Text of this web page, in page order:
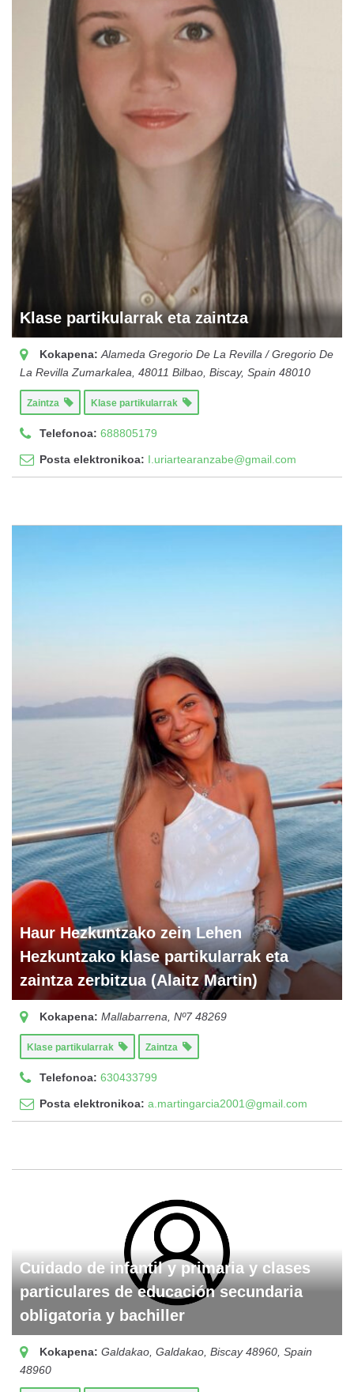
Klase partikularrak eta zaintza
Kokapena: Alameda Gregorio De La Revilla / Gregorio De
La Revilla Zumarkalea, 48011 Bilbao, Biscay, Spain 48010
Zaintza Klase partikularrak
Telefonoa: 688805179
Posta elektronikoa: I.uriartearanzabe@gmail.com
Haur Hezkuntzako zein Lehen
Hezkuntzako klase partikularrak eta
zaintza zerbitzua (Alaitz Martin)
Kokapena: Mallabarrena, Nº7 48269
Klase partikularrak Zaintza
Telefonoa: 630433799
Posta elektronikoa: a.martingarcia2001@gmail.com
Cuidado de infantil y primaria y clases
particulares de educación secundaria
obligatoria y bachiller
Kokapena: Galdakao, Galdakao, Biscay 48960, Spain
48960